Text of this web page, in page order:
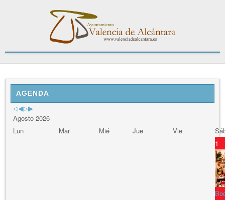
AGENDA
Previous
Year
Previous
Month
Next
Year
Next
Month
Agosto 2026
Lun
Mar Mié Jue Vie
1